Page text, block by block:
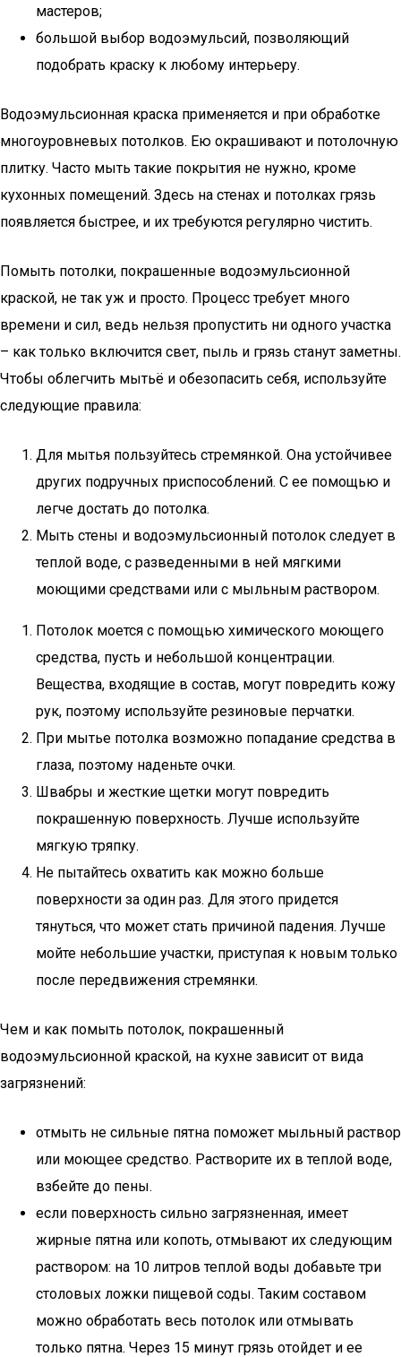
мастеров;
большой выбор водоэмульсий, позволяющий
подобрать краску к любому интерьеру.
Водоэмульсионная краска применяется и при обработке
многоуровневых потолков. Ею окрашивают и потолочную
плитку. Часто мыть такие покрытия не нужно, кроме
кухонных помещений. Здесь на стенах и потолках грязь
появляется быстрее, и их требуются регулярно чистить.
Помыть потолки, покрашенные водоэмульсионной
краской, не так уж и просто. Процесс требует много
времени и сил, ведь нельзя пропустить ни одного участка
– как только включится свет, пыль и грязь станут заметны.
Чтобы облегчить мытьё и обезопасить себя, используйте
следующие правила:
Для мытья пользуйтесь стремянкой. Она устойчивее
других подручных приспособлений. С ее помощью и
легче достать до потолка.
Мыть стены и водоэмульсионный потолок следует в
теплой воде, с разведенными в ней мягкими
моющими средствами или с мыльным раствором.
Потолок моется с помощью химического моющего
средства, пусть и небольшой концентрации.
Вещества, входящие в состав, могут повредить кожу
рук, поэтому используйте резиновые перчатки.
При мытье потолка возможно попадание средства в
глаза, поэтому наденьте очки.
Швабры и жесткие щетки могут повредить
покрашенную поверхность. Лучше используйте
мягкую тряпку.
Не пытайтесь охватить как можно больше
поверхности за один раз. Для этого придется
тянуться, что может стать причиной падения. Лучше
мойте небольшие участки, приступая к новым только
после передвижения стремянки.
Чем и как помыть потолок, покрашенный
водоэмульсионной краской, на кухне зависит от вида
загрязнений:
отмыть не сильные пятна поможет мыльный раствор
или моющее средство. Растворите их в теплой воде,
взбейте до пены.
если поверхность сильно загрязненная, имеет
жирные пятна или копоть, отмывают их следующим
раствором: на 10 литров теплой воды добавьте три
столовых ложки пищевой соды. Таким составом
можно обработать весь потолок или отмывать
только пятна. Через 15 минут грязь отойдет и ее